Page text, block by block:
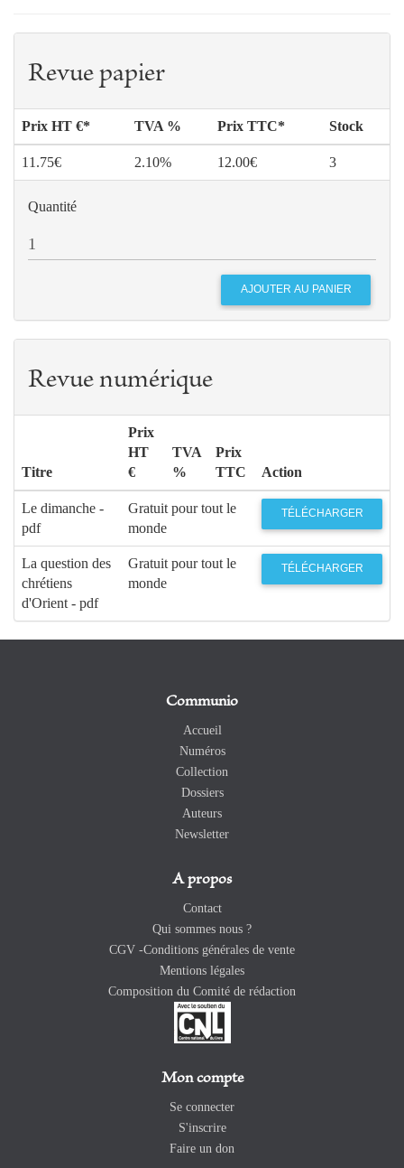
Revue papier
Prix HT €* TVA % Prix TTC* Stock
11.75€ 2.10% 12.00€ 3
Quantité
Revue numérique
Titre
Prix
HT
€
TVA
%
Prix
TTC
Action
Le dimanche -
pdf
Gratuit pour tout le
monde
TÉLÉCHARGER
La question des
chrétiens
d'Orient - pdf
Gratuit pour tout le
monde
TÉLÉCHARGER
Communio
Accueil
Numéros
Collection
Dossiers
Auteurs
Newsletter
A propos
Contact
Qui sommes nous ?
CGV -Conditions générales de vente
Mentions légales
Composition du Comité de rédaction
Mon compte
Se connecter
S'inscrire
Faire un don